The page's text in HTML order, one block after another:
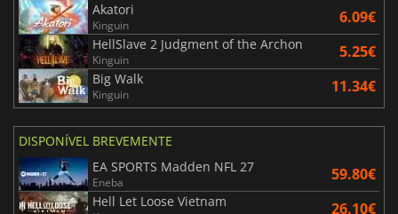
Akatori
Kinguin 6.09€
HellSlave 2 Judgment of the Archon
Kinguin 5.25€
Big Walk
Kinguin 11.34€
DISPONÍVEL BREVEMENTE
EA SPORTS Madden NFL 27
Eneba 59.80€
Hell Let Loose Vietnam 26.10€